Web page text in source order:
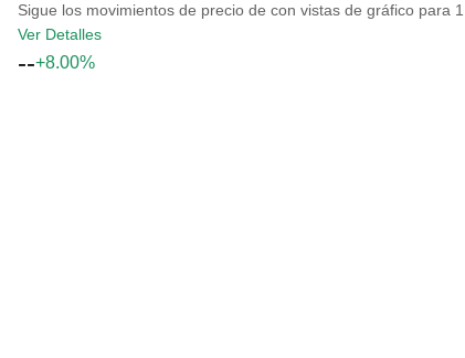
Sigue los movimientos de precio de con vistas de gráfico para
Ver Detalles
--+8.00%